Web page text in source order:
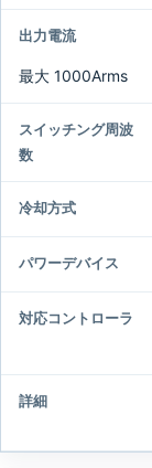
量
大
入
力
電
圧
出
力
ス
ッ
最大 1000Arms